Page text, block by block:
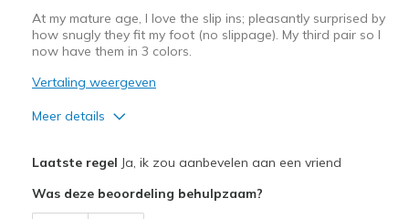
At my mature age, I love the slip ins; pleasantly surprised by
how snugly they fit my foot (no slippage). My third pair so I
now have them in 3 colors.
Vertaling weergeven
Meer details
Breathe Well
Laatste regel Ja, ik zou aanbevelen aan een vriend
Was deze beoordeling behulpzaam?